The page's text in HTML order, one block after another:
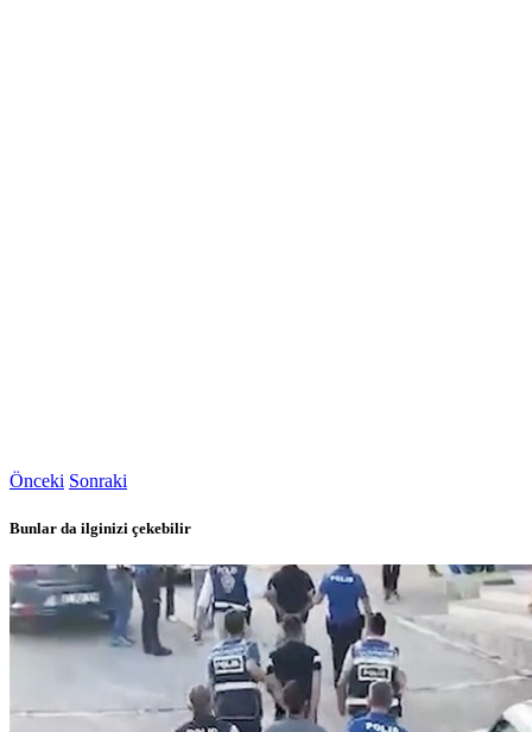
Önceki Sonraki
Bunlar da ilginizi çekebilir